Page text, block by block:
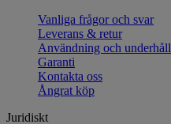
Vanliga frågor och svar
Leverans & retur
Användning och underhåll
Garanti
Kontakta oss
Ångrat köp
Juridiskt